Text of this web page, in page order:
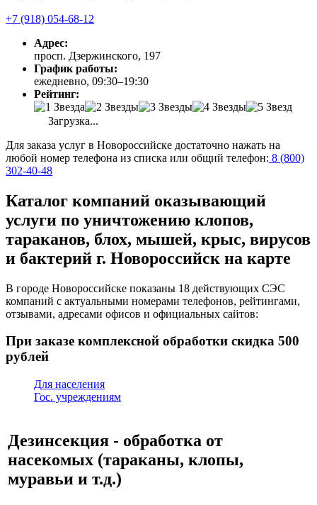
+7 (918) 054-68-12
Адрес:
просп. Дзержинского, 197
График работы:
ежедневно, 09:30–19:30
Рейтинг:
Загрузка...
Для заказа услуг в Новороссийске достаточно нажать на
любой номер телефона из списка или общий телефон: 8 (800)
302-40-48
Каталог компаний оказывающий
услуги по уничтожению клопов,
тараканов, блох, мышей, крыс, вирусов
и бактерий г. Новороссийск на карте
В городе Новороссийске показаны 18 действующих СЭС
компаний с актуальными номерами телефонов, рейтингами,
отзывами, адресами офисов и официальных сайтов:
При заказе комплексной обработки скидка 500
рублей
Для населения
Гос. учреждениям
Дезинсекция - обработка от
насекомых (тараканы, клопы,
муравьи и т.д.)